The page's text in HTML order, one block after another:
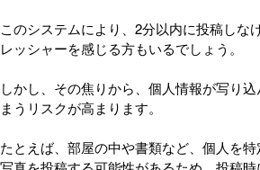
このシステムにより、2分以内に投稿しな
レッシャーを感じる方もいるでしょう。
しかし、その焦りから、個人情報が写り
まうリスクが高まります。
たとえば、部屋の中や書類など、個人を